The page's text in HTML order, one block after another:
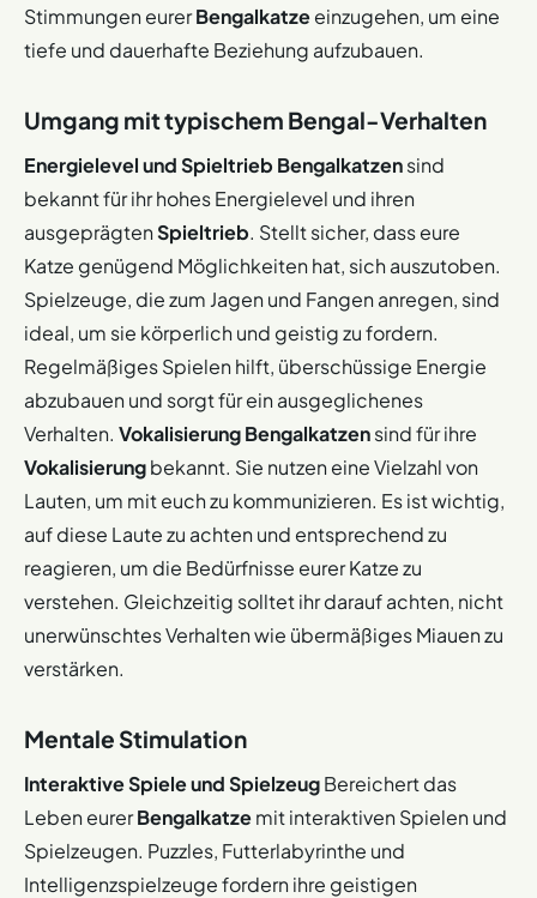
Stimmungen eurerBengalkatzeeinzugehen, um eine
tiefe und dauerhafte Beziehung aufzubauen.
Umgang mit typischem Bengal-Verhalten
Energielevel und Spieltrieb Bengalkatzensind
bekannt für ihr hohes Energielevel und ihren
ausgeprägtenSpieltrieb. Stellt sicher, dass eure
Katze genügend Möglichkeiten hat, sich auszutoben.
Spielzeuge, die zum Jagen und Fangen anregen, sind
ideal, um sie körperlich und geistig zu fordern.
Regelmäßiges Spielen hilft, überschüssige Energie
abzubauen und sorgt für ein ausgeglichenes
Verhalten. VokalisierungBengalkatzensind für ihre
Vokalisierungbekannt. Sie nutzen eine Vielzahl von
Lauten, um mit euch zu kommunizieren. Es ist wichtig,
auf diese Laute zu achten und entsprechend zu
reagieren, um die Bedürfnisse eurer Katze zu
verstehen. Gleichzeitig solltet ihr darauf achten, nicht
unerwünschtes Verhalten wie übermäßiges Miauen zu
verstärken.
Mentale Stimulation
Interaktive Spiele und SpielzeugBereichert das
Leben eurerBengalkatzemit interaktiven Spielen und
Spielzeugen. Puzzles, Futterlabyrinthe und
Intelligenzspielzeuge fordern ihre geistigen